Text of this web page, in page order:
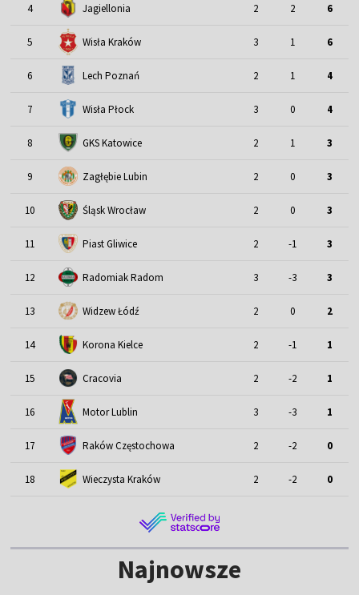
4 Jagiellonia 2 2 6
5 Wisła Kraków 3 1 6
6 Lech Poznań 2 1 4
7 Wisła Płock 3 0 4
8 GKS Katowice 2 1 3
9 Zagłębie Lubin 2 0 3
10 Śląsk Wrocław 2 0 3
11 Piast Gliwice 2 -1 3
12 Radomiak Radom 3 -3 3
13 Widzew Łódź 2 0 2
14 Korona Kielce 2 -1 1
15 Cracovia 2 -2 1
16 Motor Lublin 3 -3 1
17 Raków Częstochowa 2 -2 0
18 Wieczysta Kraków 2 -2 0
Najnowsze